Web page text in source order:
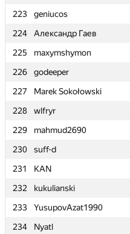
223
geniucos
224
Александр Гаев
225
maxymshymon
226
godeeper
227
Marek Sokołowski
228
wlfryr
229
mahmud2690
230
suff-d
231
KAN
232
kukulianski
233
YusupovAzat1990
234
Nyatl
223
geniucos
224
Александр Гаев
225
maxymshymon
226
godeeper
227
Marek Sokołowski
228
wlfryr
229
mahmud2690
230
suff-d
231
KAN
232
kukulianski
233
YusupovAzat1990
234
Nyatl